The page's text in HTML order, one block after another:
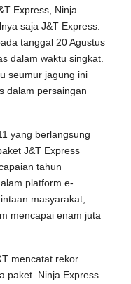
Express, Ninja
saja J&T Express.
tanggal 20 Agustus
dalam waktu singkat.
seumur jagung ini
dalam persaingan
yang berlangsung
J&T Express
tahun
platform e-
masyarakat,
mencapai enam juta
mencatat rekor
paket. Ninja Express